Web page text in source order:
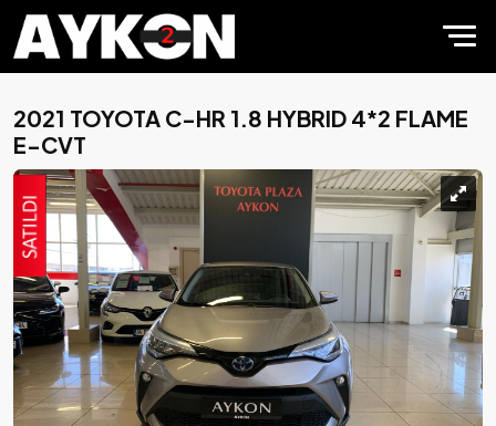
2021 TOYOTA C-HR 1.8 HYBRID 4*2 FLAME
E-CVT